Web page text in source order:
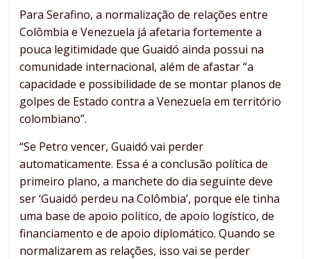
Para Serafino, a normalização de relações entre
Colômbia e Venezuela já afetaria fortemente a
pouca legitimidade que Guaidó ainda possui na
comunidade internacional, além de afastar “a
capacidade e possibilidade de se montar planos de
golpes de Estado contra a Venezuela em território
colombiano”.
“Se Petro vencer, Guaidó vai perder
automaticamente. Essa é a conclusão política de
primeiro plano, a manchete do dia seguinte deve
ser ‘Guaidó perdeu na Colômbia’, porque ele tinha
uma base de apoio político, de apoio logístico, de
financiamento e de apoio diplomático. Quando se
normalizarem as relações, isso vai se perder